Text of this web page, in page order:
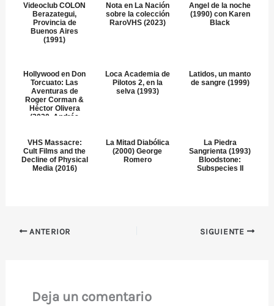
Videoclub COLON
Berazategui,
Provincia de
Buenos Aires
(1991)
Nota en La Nación
sobre la colección
RaroVHS (2023)
Angel de la noche
(1990) con Karen
Black
Hollywood en Don
Torcuato: Las
Aventuras de
Roger Corman &
Héctor Olivera
(2020, Andrés
Loca Academia de
Pilotos 2, en la
selva (1993)
Latidos, un manto
de sangre (1999)
VHS Massacre:
Cult Films and the
Decline of Physical
Media (2016)
La Mitad Diabólica
(2000) George
Romero
La Piedra
Sangrienta (1993)
Bloodstone:
Subspecies II
ANTERIOR SIGUIENTE
Deja un comentario